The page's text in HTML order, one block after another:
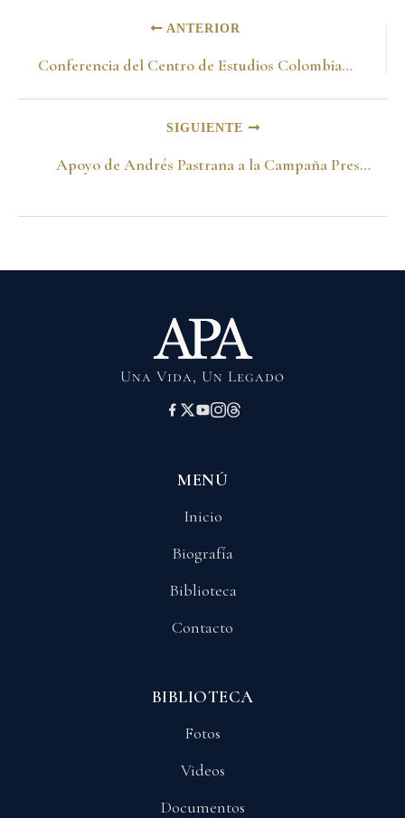
ANTERIOR
Conferencia del Centro de Estudios Colombianos -22 de mayo de 1986-
SIGUIENTE
Apoyo de Andrés Pastrana a la Campaña Presidencial de Álvaro Gomez -11 de abril de 1986- II
Una Vida, Un Legado
MENÚ
Inicio
Biografía
Biblioteca
Contacto
BIBLIOTECA
Fotos
Videos
Documentos